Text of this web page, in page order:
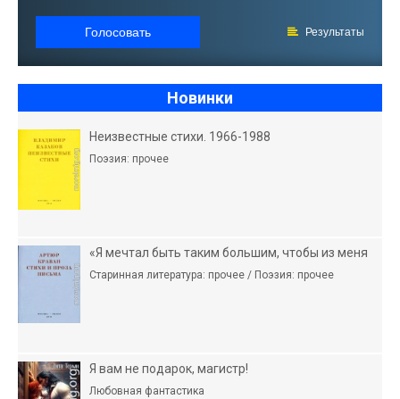
Голосовать Результаты
Новинки
Неизвестные стихи. 1966-1988
Поэзия: прочее
«Я мечтал быть таким большим, чтобы из меня
Старинная литература: прочее / Поэзия: прочее
Я вам не подарок, магистр!
Любовная фантастика